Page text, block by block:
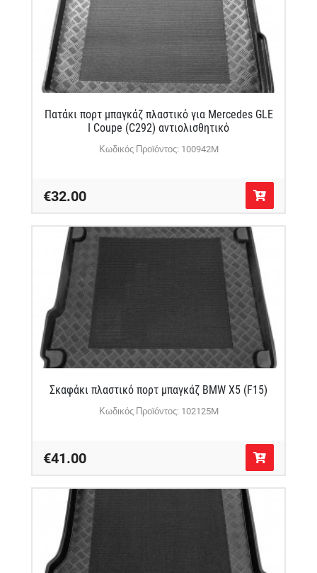
Πατάκι πορτ μπαγκάζ πλαστικό για Mercedes GLE
Ι Coupe (C292) αντιολισθητικό
Κωδικός Προϊόντος: 100942M
€32.00
Σκαφάκι πλαστικό πορτ μπαγκάζ BMW X5 (F15)
Κωδικός Προϊόντος: 102125M
€41.00